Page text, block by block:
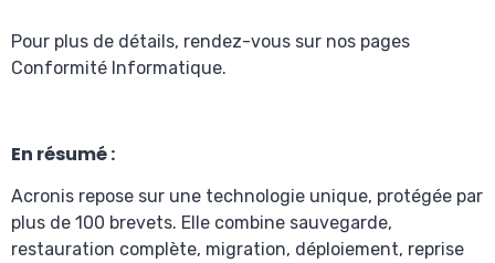
Pour plus de détails, rendez-vous sur nos pages
Conformité Informatique.
En résumé :
Acronis repose sur une technologie unique, protégée par
plus de 100 brevets. Elle combine sauvegarde,
restauration complète, migration, déploiement, reprise